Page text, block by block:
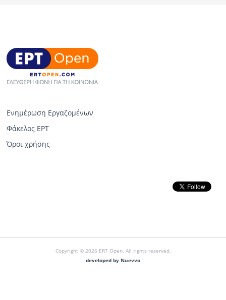
Ενημέρωση Εργαζομένων
Φάκελος ΕΡΤ
Όροι χρήσης
Copyright © 2026 ERT Open. All rights reserved.
developed by Nuevvo